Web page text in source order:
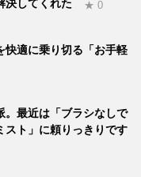
決してくれた ★ 0
快適に乗り切る「お手軽
。最近は「ブラシなしで
スト」に頼りっきりです